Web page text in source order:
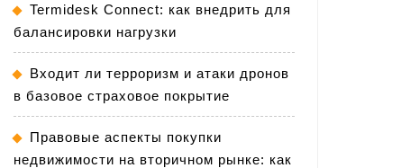
Termidesk Connect: как внедрить для
балансировки нагрузки
Входит ли терроризм и атаки дронов
в базовое страховое покрытие
Правовые аспекты покупки
недвижимости на вторичном рынке: как